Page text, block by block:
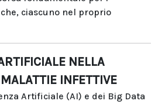
ciascuno nel proprio
NELLA
INFETTIVE
Artificiale (AI) e dei Big Data